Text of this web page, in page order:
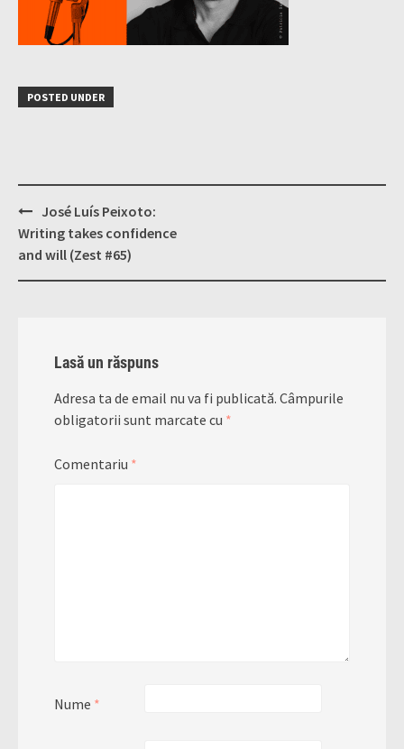
POSTED UNDER
Post
navigation
José Luís Peixoto:
Writing takes confidence
and will (Zest #65)
Lasă un răspuns
Adresa ta de email nu va fi publicată. Câmpurile
obligatorii sunt marcate cu *
Comentariu *
Nume *